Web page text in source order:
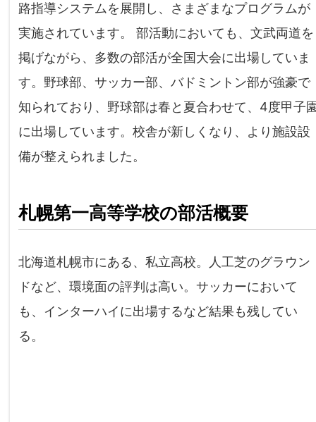
路指導システムを展開し、さまざまなプログラムが
実施されています。 部活動においても、文武両道を
掲げながら、多数の部活が全国大会に出場していま
す。野球部、サッカー部、バドミントン部が強豪で
知られており、野球部は春と夏合わせて、4度甲子
に出場しています。校舎が新しくなり、より施設設
備が整えられました。
札幌第一高等学校の部活概要
北海道札幌市にある、私立高校。人工芝のグラウン
ドなど、環境面の評判は高い。サッカーにおいて
も、インターハイに出場するなど結果も残してい
る。